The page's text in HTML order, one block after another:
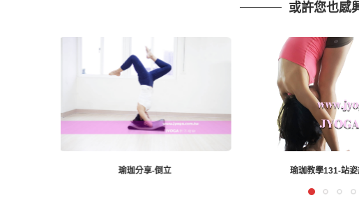
或許您也感
瑜珈教學131-站姿前彎 皮拉提斯推薦的